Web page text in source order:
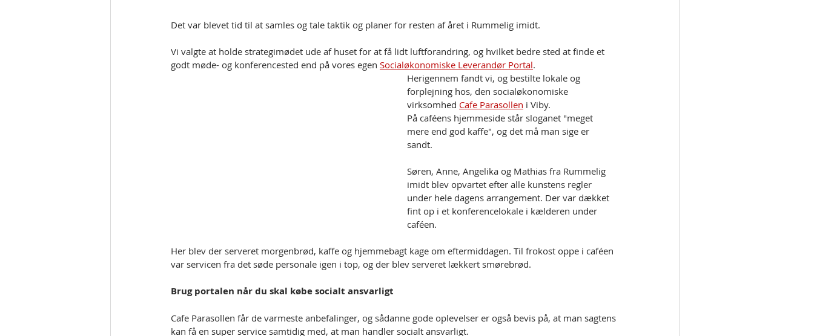
Det var blevet tid til at samles og tale taktik og planer for resten af året i Rummelig imidt.
Vi valgte at holde strategimødet ude af huset for at få lidt luftforandring, og hvilket bedre sted at finde et
godt møde- og konferencested end på vores egen Socialøkonomiske Leverandør Portal.
Herigennem fandt vi, og bestilte lokale og
forplejning hos, den socialøkonomiske
virksomhed Cafe Parasollen i Viby.
På caféens hjemmeside står sloganet "meget
mere end god kaffe", og det må man sige er
sandt.
Søren, Anne, Angelika og Mathias fra Rummelig
imidt blev opvartet efter alle kunstens regler
under hele dagens arrangement. Der var dækket
fint op i et konferencelokale i kælderen under
caféen.
Her blev der serveret morgenbrød, kaffe og hjemmebagt kage om eftermiddagen. Til frokost oppe i caféen
var servicen fra det søde personale igen i top, og der blev serveret lækkert smørebrød.
Brug portalen når du skal købe socialt ansvarligt
Cafe Parasollen får de varmeste anbefalinger, og sådanne gode oplevelser er også bevis på, at man sagtens
kan få en super service samtidig med, at man handler socialt ansvarligt.